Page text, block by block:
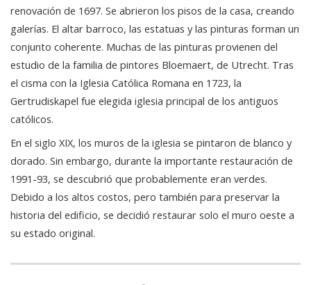
renovación de 1697. Se abrieron los pisos de la casa, creando
galerías. El altar barroco, las estatuas y las pinturas forman un
conjunto coherente. Muchas de las pinturas provienen del
estudio de la familia de pintores Bloemaert, de Utrecht. Tras
el cisma con la Iglesia Católica Romana en 1723, la
Gertrudiskapel fue elegida iglesia principal de los antiguos
católicos.
En el siglo XIX, los muros de la iglesia se pintaron de blanco y
dorado. Sin embargo, durante la importante restauración de
1991-93, se descubrió que probablemente eran verdes.
Debido a los altos costos, pero también para preservar la
historia del edificio, se decidió restaurar solo el muro oeste a
su estado original.